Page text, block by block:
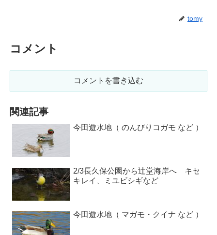
tomy
コメント
コメントを書き込む
関連記事
今田遊水地（ のんびりコガモ など ）
2/3長久保公園から辻堂海岸へ キセ
キレイ、ミユビシギなど
今田遊水地（ マガモ・クイナ など ）